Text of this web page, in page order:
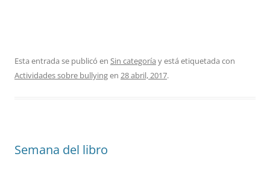
Esta entrada se publicó en Sin categoría y está etiquetada con
Actividades sobre bullyingen 28 abril, 2017.
Semana del libro